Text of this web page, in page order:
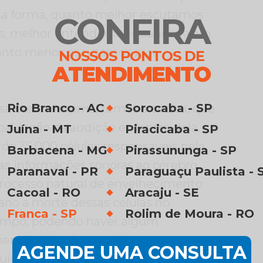
CONFIRA
NOSSOS PONTOS DE
ATENDIMENTO
Rio Branco - AC
Juína - MT
Barbacena - MG
Paranavaí - PR
Cacoal - RO
Franca - SP
Sorocaba - SP
Piracicaba - SP
Pirassununga - SP
Paraguaçu Paulista -
Aracaju - SE
Rolim de Moura - RO
AGENDE UMA CONSULTA
forma, quanto melhor escutamos
melhor entendemos quando falam
menos escutamos pior
orelha interna, temos a cóclea, que
órgão da audição e, dentro dela,
35.000 células responsáveis pela
informações sonoras ao cérebro.
natural de envelhecimento
a morte dessas células no
podendo haver algum
e/ou genético que, com
acelera em algum grau a mais